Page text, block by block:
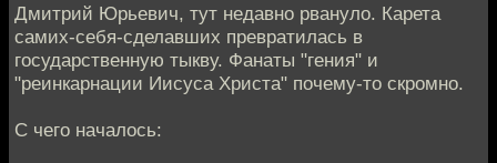
Дмитрий Юрьевич, тут недавно рвануло. Карета
самих-себя-сделавших превратилась в
государственную тыкву. Фанаты "гения" и
"реинкарнации Иисуса Христа" почему-то скромно.
С чего началось: